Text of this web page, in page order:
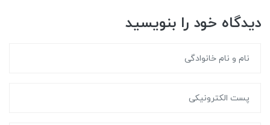
دیدگاه خود را بنویسید